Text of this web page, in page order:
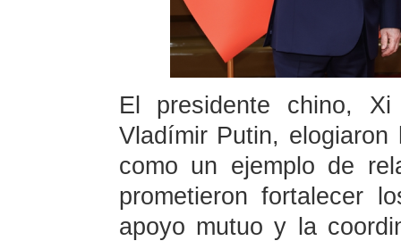
El presidente chino,
Vladímir Putin,
como un ejemplo de
prometieron fortalecer
apoyo mutuo y la